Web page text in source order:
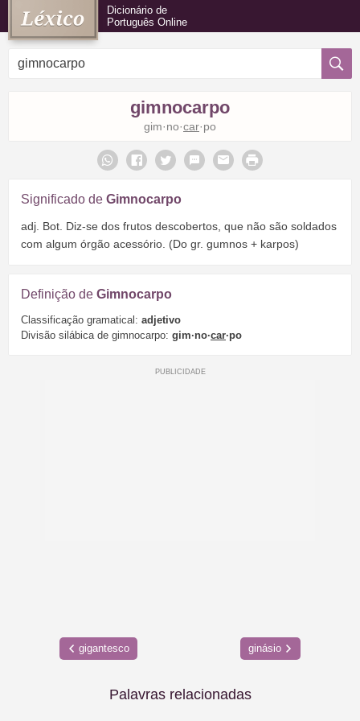
Dicionário de
Português Online
gimnocarpo
gim·no·car·po
Significado de Gimnocarpo
adj. Bot. Diz-se dos frutos descobertos, que não são soldados
com algum órgão acessório. (Do gr. gumnos + karpos)
Definição de Gimnocarpo
Classificação gramatical: adjetivo
Divisão silábica de gimnocarpo: gim·no·car·po
gigantesco ginásio
Palavras relacionadas